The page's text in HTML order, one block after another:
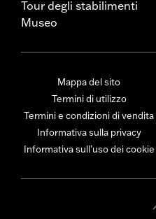
Tour degli stabilimenti
Museo
Mappa del sito
Termini di utilizzo
Termini e condizioni di vendita
Informativa sulla privacy
Informativa sull’uso dei cookie